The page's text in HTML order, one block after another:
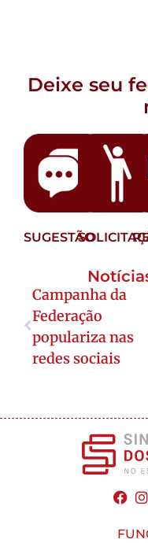
Deixe seu
SUGESTÃO
Campanha da
Federação
populariza nas
redes sociais